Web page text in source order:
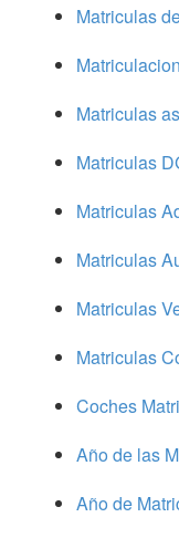
Matriculas
Matriculas
Matriculas
Matriculas
Matriculas
Matriculas
Matriculas
Coches
Año de las
Año de